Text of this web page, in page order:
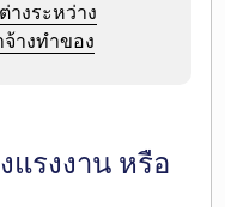
งระหว่าง
างทำของ
รงงาน หรือ